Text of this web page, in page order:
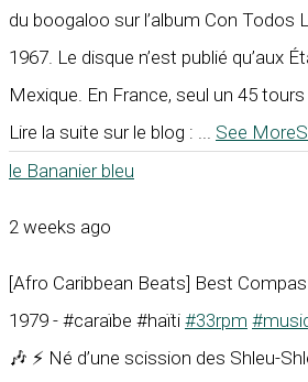
du boogaloo sur l’album Con Todos
1967. Le disque n’est publié qu’aux
Mexique. En France, seul un 45 tours
Lire la suite sur le blog :
See More
le Bananier bleu
2 weeks ago
[Afro Caribbean Beats] Best
1979 - #caraïbe #haïti #33rpm
🎶 ⚡ Né d’une scission des Shleu-